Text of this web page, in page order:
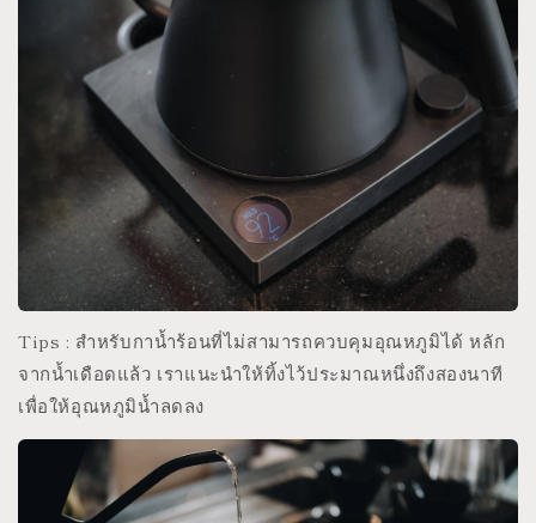
Tips : สำหรับกาน้ำร้อนที่ไม่สามารถควบคุมอุณหภูมิได้ หลัก
จากน้ำเดือดแล้ว เราแนะนำให้ทิ้งไว้ประมาณหนึ่งถึงสองนาที
เพื่อให้อุณหภูมิน้ำลดลง